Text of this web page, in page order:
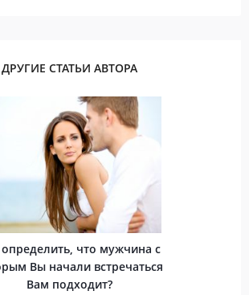
ДРУГИЕ СТАТЬИ АВТОРА
определить, что мужчина с
Вы начали встречаться
Вам подходит?